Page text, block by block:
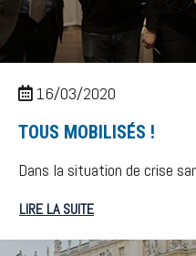
16/03/2020
TOUS MOBILISÉS !
Dans la situation de crise
LIRE LA SUITE